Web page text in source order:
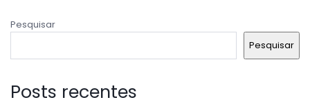
Pesquisar
Pesquisar
Posts recentes